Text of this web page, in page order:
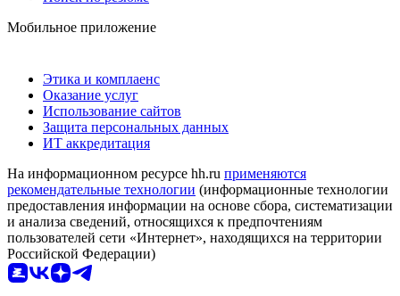
Мобильное приложение
Этика и комплаенс
Оказание услуг
Использование сайтов
Защита персональных данных
ИТ аккредитация
На информационном ресурсе hh.ru применяются
рекомендательные технологии (информационные технологии
предоставления информации на основе сбора, систематизации
и анализа сведений, относящихся к предпочтениям
пользователей сети «Интернет», находящихся на территории
Российской Федерации)